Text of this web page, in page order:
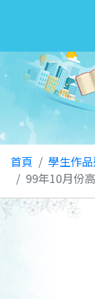
首頁
學生作
99年10月份